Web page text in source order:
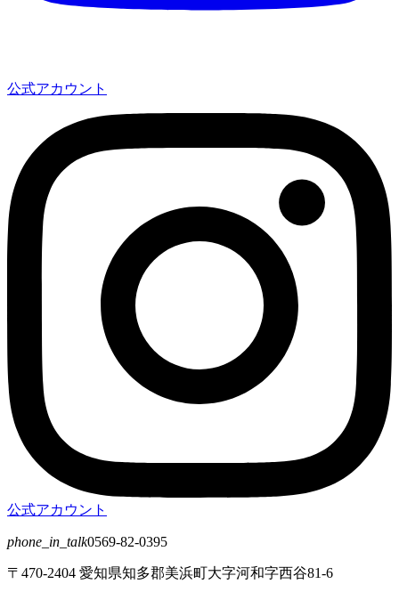
公式アカウント
公式アカウント
phone_in_talk0569-82-0395
〒470-2404 愛知県知多郡美浜町大字河和字西谷81-6